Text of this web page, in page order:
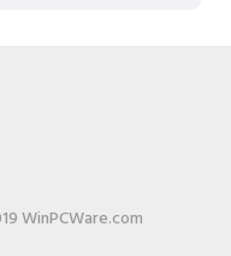
WinPCWare.com